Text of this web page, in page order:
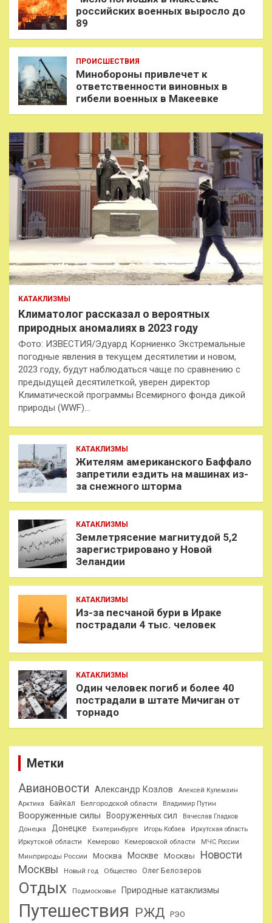
российских военных выросло до
89
ПРОИСШЕСТВИЯ
Минобороны привлечет к
ответственности виновных в
гибели военных в Макеевке
КАТАКЛИЗМЫ
Климатолог рассказал о вероятных
природных аномалиях в 2023 году
Фото: ИЗВЕСТИЯ/Эдуард Корниенко Экстремальные
погодные явления в текущем десятилетии и новом,
2023 году, будут наблюдаться чаще по сравнению с
предыдущей десятилеткой, уверен директор
Климатической программы Всемирного фонда дикой
природы (WWF)…
КАТАКЛИЗМЫ
Жителям американского Баффало
запретили ездить на машинах из-
за снежного шторма
КАТАКЛИЗМЫ
Землетрясение магнитудой 5,2
зарегистрировано у Новой
Зеландии
КАТАКЛИЗМЫ
Из-за песчаной бури в Ираке
пострадали 4 тыс. человек
КАТАКЛИЗМЫ
Один человек погиб и более 40
пострадали в штате Мичиган от
торнадо
Метки
Авиановости Александр Козлов
Алексей Кулемзин
Арктика
Байкал Белгородской области Владимир Путин
Вооруженные силы Вооруженных сил
Вячеслав Гладков
Донецка
Донецке Екатеринбурге Игорь Кобзев Иркутская область
Иркутской области Кемерово Кемеровской области
МЧС России
Минприроды России
Москва Москве Москвы
Новости
Москвы
Новый год Общество Олег Белозеров
Отдых Подмосковье Природные катаклизмы
Путешествия РЖД РЭО